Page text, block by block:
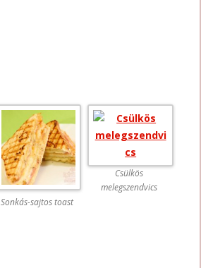
Sonkás-sajtos toast
Csülkös
melegszendvics